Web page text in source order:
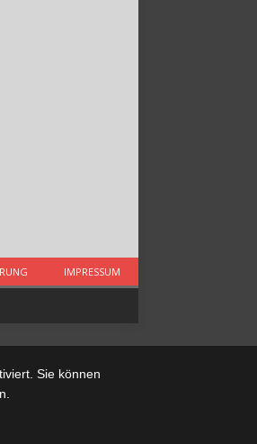
IMPRESSUM
Sie können